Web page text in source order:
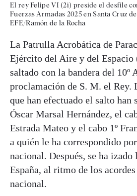
El rey Felipe VI (2i) preside el desfile
Fuerzas Armadas 2025 en Santa Cruz
EFE/Ramón de la Rocha
La Patrulla Acrobática de
Ejército del Aire y del Espacio
saltado con la bandera del 10º
proclamación de S. M. el Rey.
que han efectuado el salto han
Óscar Marsal Hernández, el
Estrada Mateo y el cabo 1º
a quién le ha correspondido
nacional. Después, se ha izado
España, al ritmo de los
nacional.